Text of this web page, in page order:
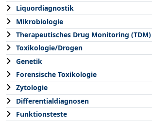
Liquordiagnostik
Mikrobiologie
Therapeutisches Drug Monitoring (TDM)
Toxikologie/Drogen
Genetik
Forensische Toxikologie
Zytologie
Differentialdiagnosen
Funktionsteste